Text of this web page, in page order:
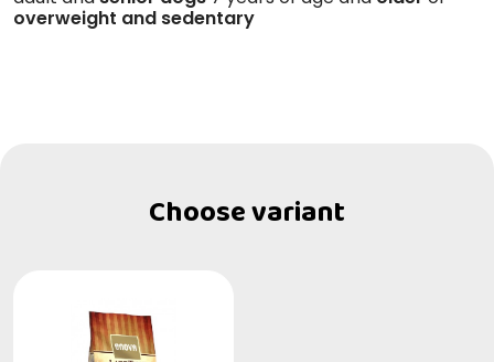
overweight and sedentary
Choose variant